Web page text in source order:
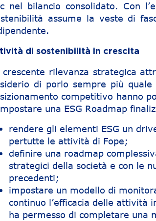
nel bilancio consolidato. Con
assume la veste di
di sostenibilità in crescita
crescente rilevanza strategica
di porlo sempre più
competitivo hanno
una ESG Roadmap
rendere gli elementi ESG un
pertutte le attività di Fope;
definire una roadmap
strategici della società e con le
precedenti;
impostare un modello di
continuo l’efficacia delle attività
ha permesso di completare una